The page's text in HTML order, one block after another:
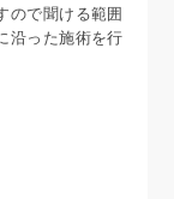
ので聞ける範囲
沿った施術を行